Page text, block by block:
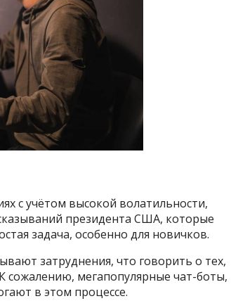
с учётом высокой волатильности,
президента США, которые
задача, особенно для новичков.
затруднения, что говорить о тех,
сожалению, мегапопулярные чат-боты,
в этом процессе.